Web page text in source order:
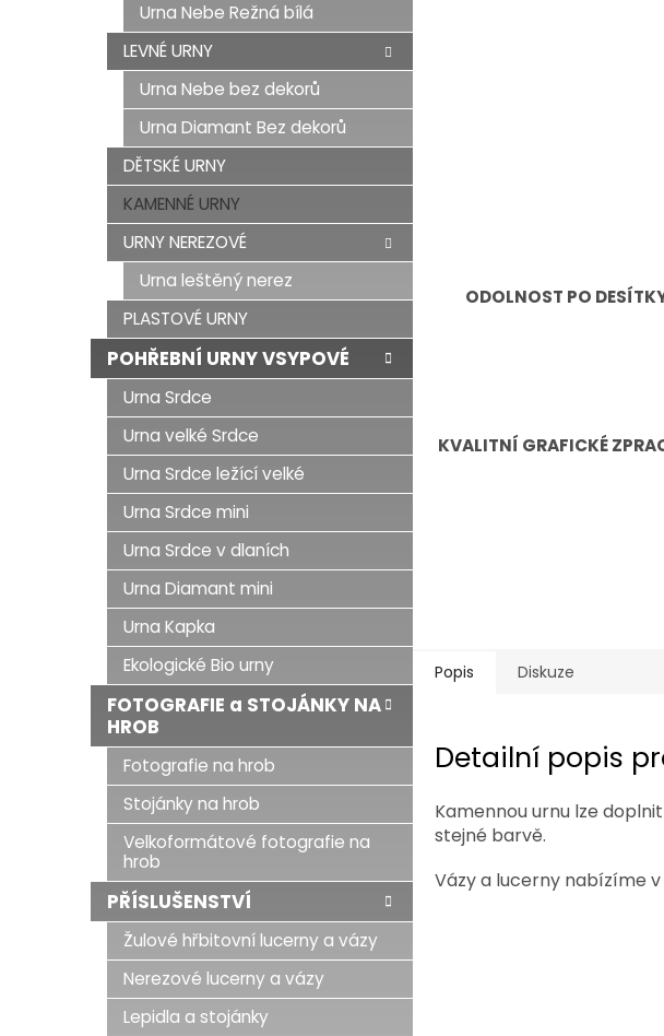
Urna Nebe Režná bílá
LEVNÉ URNY
Urna Nebe bez dekorů
Urna Diamant Bez dekorů
DĚTSKÉ URNY
KAMENNÉ URNY
URNY NEREZOVÉ
Urna leštěný nerez
PLASTOVÉ URNY
POHŘEBNÍ URNY VSYPOVÉ
Urna Srdce
Urna velké Srdce
Urna Srdce ležící velké
Urna Srdce mini
Urna Srdce v dlaních
Urna Diamant mini
Urna Kapka
Ekologické Bio urny
FOTOGRAFIE a STOJÁNKY NA
HROB
Fotografie na hrob
Stojánky na hrob
Velkoformátové fotografie na
hrob
PŘÍSLUŠENSTVÍ
Žulové hřbitovní lucerny a vázy
Nerezové lucerny a vázy
Lepidla a stojánky
ODOLNOST PO
KVALITNÍ GRAFICKÉ
Popis Diskuze
Detailní popis
Kamennou urnu lze
stejné barvě.
Vázy a lucerny nabízíme